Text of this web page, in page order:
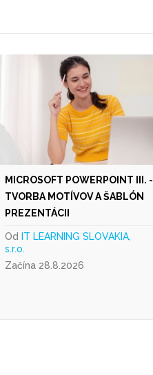
MICROSOFT POWERPOINT III. -
TVORBA MOTÍVOV A ŠABLÓN
PREZENTÁCII
Od IT LEARNING SLOVAKIA,
s.r.o.
Začína 28.8.2026